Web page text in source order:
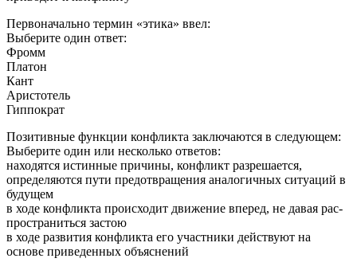
Первоначально термин «этика» ввел:
Выберите один ответ:
Фромм
Платон
Кант
Аристотель
Гиппократ
Позитивные функции конфликта заключаются в следующем:
Выберите один или несколько ответов:
находятся истинные причины, конфликт разрешается,
определяются пути предотвращения аналогичных ситуаций в
будущем
в ходе конфликта происходит движение вперед, не давая рас-
пространиться застою
в ходе развития конфликта его участники действуют на
основе приведенных объяснений